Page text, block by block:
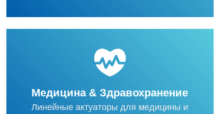
Медицина & Здравохранение
Линейные актуаторы для медицины и